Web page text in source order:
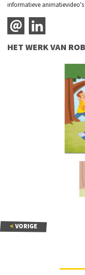
informatieve
HET WERK VAN
< VORIGE